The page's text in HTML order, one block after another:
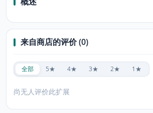
来自商店的评价 (0)
全部 5★ 4★ 3★ 2★ 1★
尚无人评价此扩展